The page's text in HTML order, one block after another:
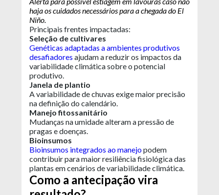
haja os cuidados necessários para a chegada do El
Niño.
Principais frentes impactadas:
Seleção de cultivares
Genéticas adaptadas a ambientes produtivos
desafiadores ajudam a reduzir os impactos da
variabilidade climática sobre o potencial
produtivo.
Janela de plantio
A variabilidade de chuvas exige maior precisão
na definição do calendário.
Manejo fitossanitário
Mudanças na umidade alteram a pressão de
pragas e doenças.
Bioinsumos
Bioinsumos integrados ao manejopodem
contribuir para maior resiliência fisiológica das
plantas em cenários de variabilidade climática.
Como a antecipação vira